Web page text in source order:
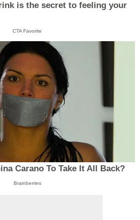
is the secret to feeling your
CTA Favorite
Carano To Take It All Back?
Brainberries